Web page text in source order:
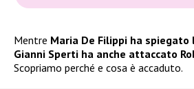
Mentre Maria De Filippi ha spiegato
Gianni Sperti ha anche attaccato
Scopriamo perché e cosa è accaduto.